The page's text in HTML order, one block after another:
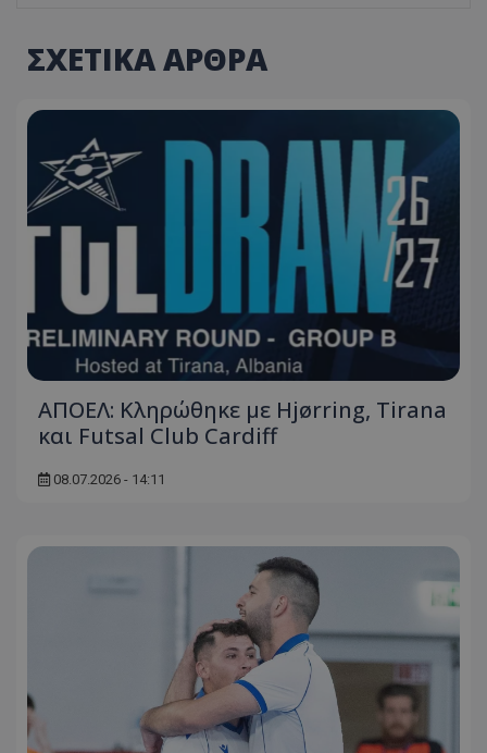
ΣΧΕΤΙΚΑ ΑΡΘΡΑ
ΑΠΟΕΛ: Κληρώθηκε με Hjørring, Tirana
και Futsal Club Cardiff
08.07.2026 - 14:11